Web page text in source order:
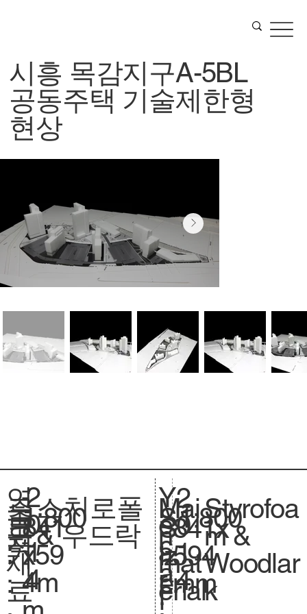
시흥 목감지구A-5BL
공동주택 기술제한형
현상
연
도
:
2
0
1
4
주
요
재
료
축
척
.
스치로폴
& 우드락
1:800
크
기
.
841
x59
4m
Y
e
a
r
:
Mai
n
mat
erial
S
c
a
l
S
iz
e.
2
0
1
4
1:800
841x
594
mm
Styrofoa
m &
Woodlar
k